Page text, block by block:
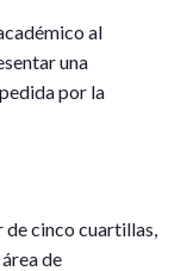
al
una
por la
de cinco cuartillas,
de